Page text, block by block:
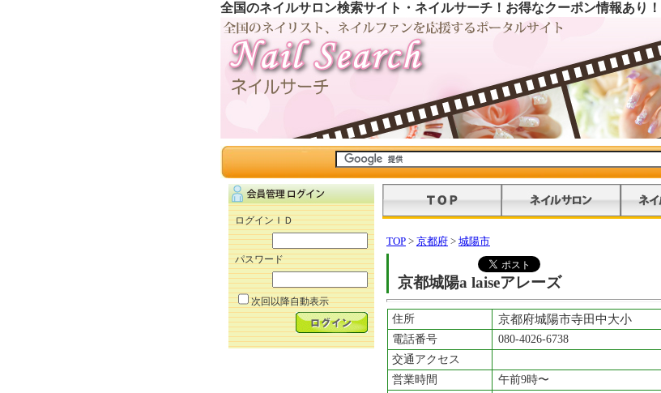
全国のネイルサロン検索サイト・ネイルサーチ！お得なクーポン情報あり
ログインＩＤ
パスワード
次回以降自動表示
TOP > 京都府 > 城陽市
京都城陽a laiseアレーズ
住所 京都府城陽市寺田中大小
電話番号
080-4026-6738
交通アクセス
営業時間
午前9時〜